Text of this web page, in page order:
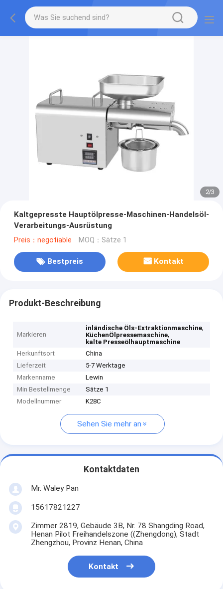
2/3
Kaltgepresste Hauptölpresse-Maschinen-Handelsöl-
Verarbeitungs-Ausrüstung
Preis：negotiable MOQ：Sätze 1
Bestpreis Kontakt
Produkt-Beschreibung
Markieren
inländische Öls-Extraktionmaschine,
KüchenÖlpressemaschine,
kalte Presseölhauptmaschine
Herkunftsort
China
Lieferzeit
5-7 Werktage
Markenname
Lewin
Min Bestellmenge
Sätze 1
Modellnummer
K28C
Sehen Sie mehr an
Kontaktdaten
Mr. Waley Pan
15617821227
Zimmer 2819, Gebäude 3B, Nr. 78 Shangding Road,
Henan Pilot Freihandelszone ((Zhengdong), Stadt
Zhengzhou, Provinz Henan, China
Kontakt